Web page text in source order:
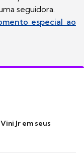
seguidora.
especial ao
Jr em seus